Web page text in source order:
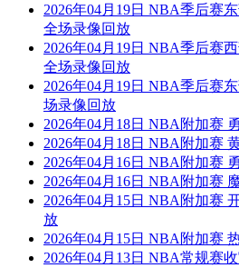
2026年04月19日 NBA季后赛
全场录像回放
2026年04月19日 NBA季后赛
全场录像回放
2026年04月19日 NBA季后赛
场录像回放
2026年04月18日 NBA附加赛
2026年04月18日 NBA附加赛
2026年04月16日 NBA附加赛
2026年04月16日 NBA附加赛
2026年04月15日 NBA附加赛
放
2026年04月15日 NBA附加赛
2026年04月13日 NBA常规赛